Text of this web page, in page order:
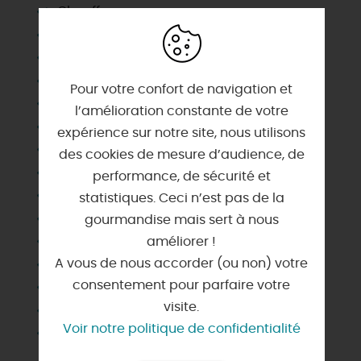
Chauffage
Habitation indépendante
Jardin commun
Lave linge privatif
Lave vaisselle
Matériel enfant
Micro-ondes
Plain Pied
Salle d'eau privée
Wifi
Pour votre confort de navigation et
l’amélioration constante de votre
expérience sur notre site, nous utilisons
des cookies de mesure d’audience, de
performance, de sécurité et
statistiques. Ceci n’est pas de la
gourmandise mais sert à nous
améliorer !
A vous de nous accorder (ou non) votre
consentement pour parfaire votre
visite.
Voir notre politique de confidentialité